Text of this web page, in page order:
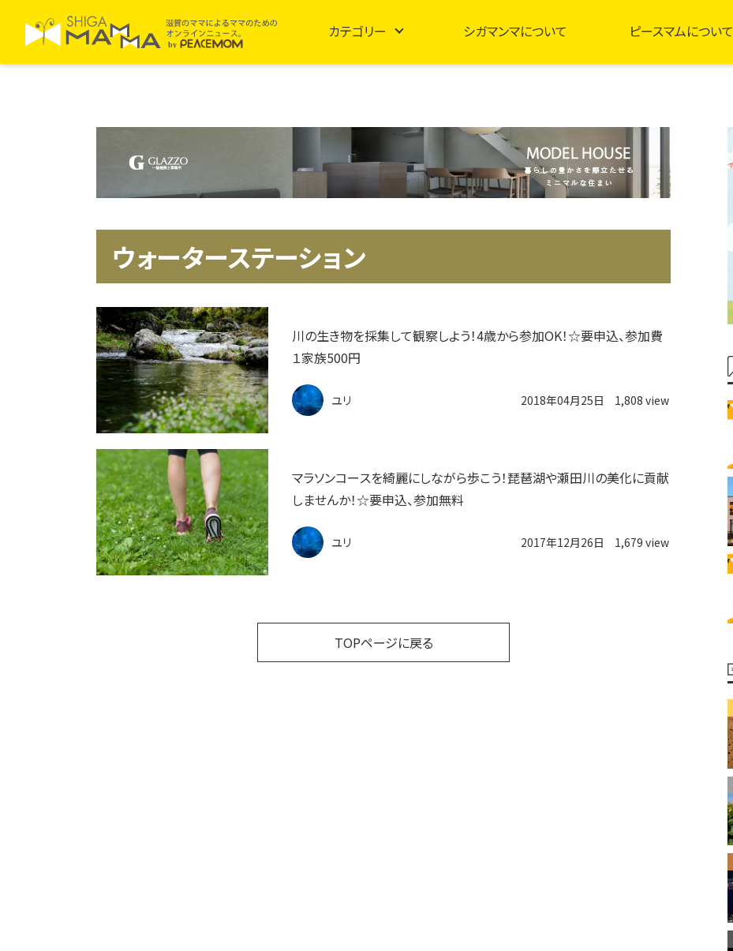
カテゴリー シガマンマについて ピースマムについて
ウォーターステーション
川の生き物を採集して観察しよう！4歳から参加OK！☆要申込、参加費
１家族500円
ユリ 2018年04月25日 1,808 view
マラソンコースを綺麗にしながら歩こう！琵琶湖や瀬田川の美化に貢献
しませんか！☆要申込、参加無料
ユリ 2017年12月26日 1,679 view
TOPページに戻る